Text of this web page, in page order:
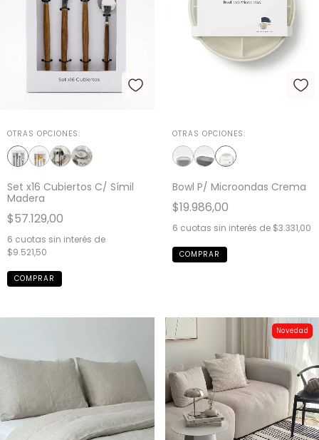
OTRAS OPCIONES:
Set x16 Cubiertos C/ Símil
Madera
$57.129,00
6 cuotas sin interés de
$9.521,50
OTRAS OPCIONES:
Bowl P/ Microondas Crema
$19.986,00
6 cuotas sin interés de $3.331,00
Novedad